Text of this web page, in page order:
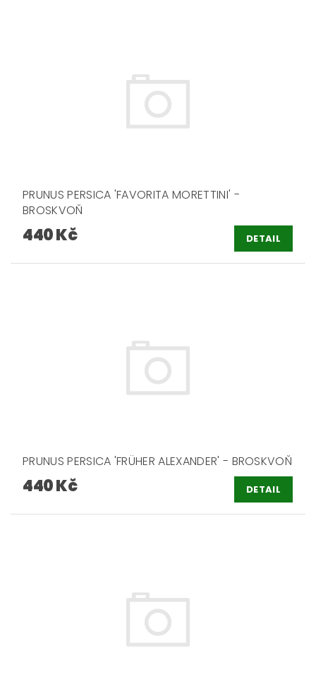
PRUNUS PERSICA 'FAVORITA MORETTINI' -
BROSKVOŇ
440 Kč DETAIL
PRUNUS PERSICA 'FRÜHER ALEXANDER' - BROSKVOŇ
440 Kč DETAIL